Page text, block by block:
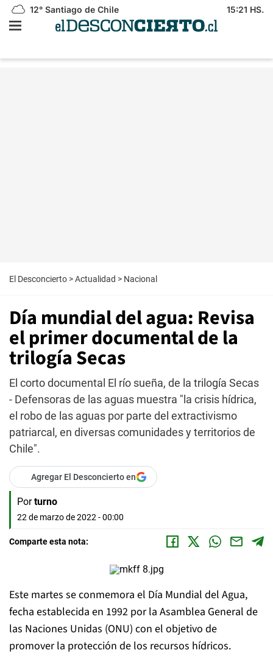
12° Santiago de Chile 15:21 HS.
El Desconcierto >Actualidad > Nacional
Día mundial del agua: Revisa
el primer documental de la
trilogía Secas
El corto documental El río sueña, de la trilogía Secas
- Defensoras de las aguas muestra "la crisis hídrica,
el robo de las aguas por parte del extractivismo
patriarcal, en diversas comunidades y territorios de
Chile".
Agregar El Desconcierto en
Por turno
22 de marzo de 2022 - 00:00
Comparte esta nota:
Este martes se conmemora el Día Mundial del Agua,
fecha establecida en 1992 por la Asamblea General de
las Naciones Unidas (ONU) con el objetivo de
promover la protección de los recursos hídricos.